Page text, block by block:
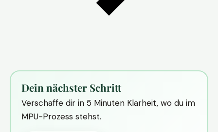
Dein nächster Schritt
Verschaffe dir in 5 Minuten Klarheit, wo du im
MPU-Prozess stehst.